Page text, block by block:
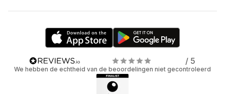
/ 5
We hebben de echtheid van de beoordelingen niet gecontroleerd